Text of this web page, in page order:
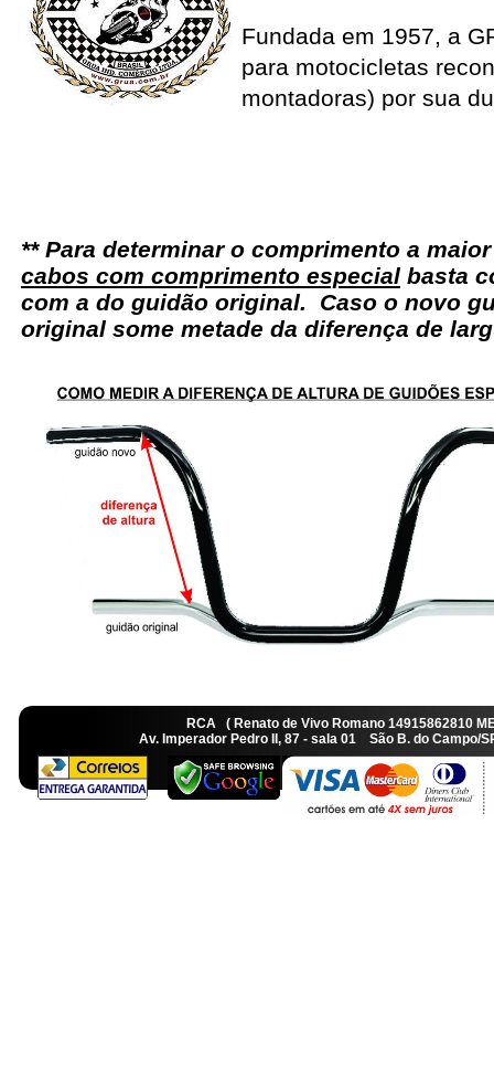
Fundada em 1957, a
para motocicletas
montadoras) por sua
** Para determinar o comprimento a
cabos com comprimento especial basta
com a do guidão original. Caso o novo
original some metade da diferença de
RCA ( Renato de Vivo Romano
Av. Imperador Pedro II, 87 - sala 01 São B. do